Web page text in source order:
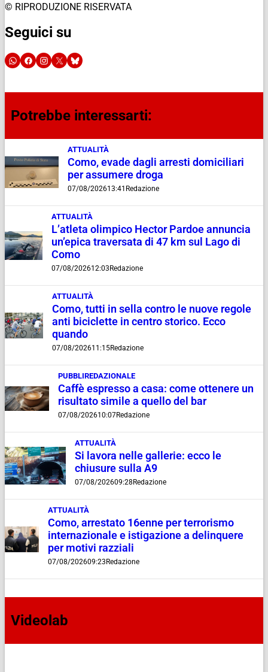
© RIPRODUZIONE RISERVATA
Seguici su
Potrebbe interessarti:
ATTUALITÀ
Como, evade dagli arresti domiciliari
per assumere droga
07/08/202613:41 Redazione
ATTUALITÀ
L’atleta olimpico Hector Pardoe annuncia
un’epica traversata di 47 km sul Lago di
Como
07/08/202612:03 Redazione
ATTUALITÀ
Como, tutti in sella contro le nuove regole
anti biciclette in centro storico. Ecco
quando
07/08/202611:15Redazione
PUBBLIREDAZIONALE
Caffè espresso a casa: come ottenere un
risultato simile a quello del bar
07/08/202610:07Redazione
ATTUALITÀ
Si lavora nelle gallerie: ecco le
chiusure sulla A9
07/08/202609:28 Redazione
ATTUALITÀ
Como, arrestato 16enne per terrorismo
internazionale e istigazione a delinquere
per motivi razziali
07/08/202609:23 Redazione
Videolab